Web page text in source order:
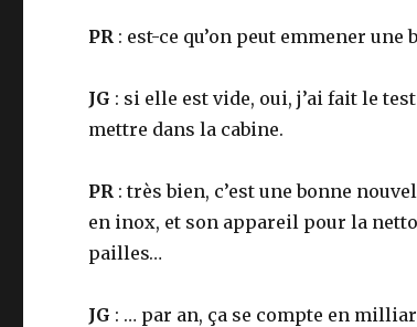
PR : est-ce qu’on peut emmener
JG : si elle est vide, oui, j’ai fait le
mettre dans la cabine.
PR : très bien, c’est une bonne
en inox, et son appareil pour la
pailles…
JG : … par an, ça se compte en